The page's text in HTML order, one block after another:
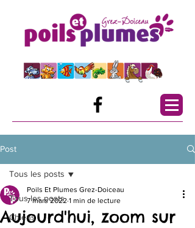
Post
Tous les posts
Chiens
Tous les posts
Aujourd'hui, zoom sur
Poils Et Plumes Grez-Doiceau
7 mars 2022 1 min de lecture